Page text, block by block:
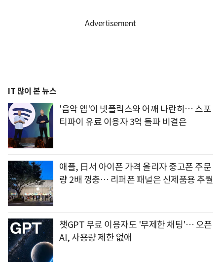
IT 많이 본 뉴스
'음악 앱'이 넷플릭스와 어깨 나란히… 스포
티파이 유료 이용자 3억 돌파 비결은
애플, 日서 아이폰 가격 올리자 중고폰 주문
량 2배 껑충… 리퍼폰 패널은 신제품용 추월
챗GPT 무료 이용자도 '무제한 채팅'… 오픈
AI, 사용량 제한 없애